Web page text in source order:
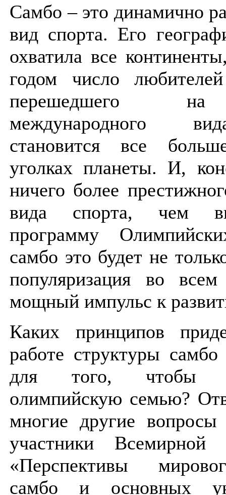
Самбо – это динамично
вид спорта. Его
охватила все
годом число
перешедшего
международного
становится все
уголках планеты. И,
ничего более
вида спорта, чем
программу
самбо это будет не
популяризация во
мощный импульс к
Каких принципов
работе структуры
для того, чтобы
олимпийскую семью?
многие другие вопросы
участники Всемирной
«Перспективы
самбо и основных